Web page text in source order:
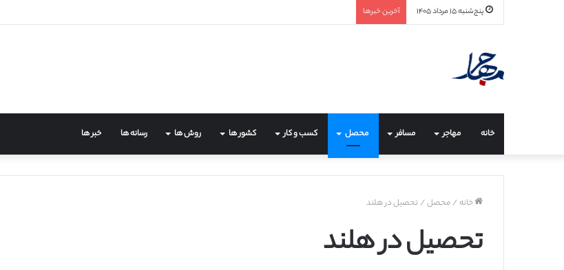
پنج‌شنبه ۱۵ مرداد ۱۴۰۵ آخرین خبرها
خانه مهاجر مسافر محصل کسب و کار کشور ها روش ها رسانه ها خبر ها
خانه / محصل / تحصیل در هلند
تحصیل در هلند